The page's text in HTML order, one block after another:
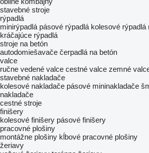
stavebné stroje
rýpadlá
minirýpadlá pásové rýpadlá kolesové rýpadlá
kráčajúce rýpadlá
stroje na betón
autodomiešavače čerpadlá na betón
valce
ručne vedené valce cestné valce zemné
stavebné nakladače
kolesové nakladače pásové mininakladače
nakladače
cestné stroje
finišery
kolesové finišery pásové finišery
pracovné plošiny
montážne plošiny kĺbové pracovné plošiny
žeriavy